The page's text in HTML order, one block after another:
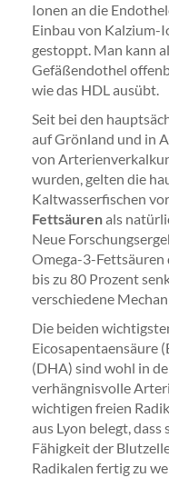
Ionen an die
Einbau von Kalzium-
gestoppt. Man kann
Gefäßendothel
wie das HDL ausübt.
Seit bei den
auf Grönland und in
von
wurden, gelten die
Kaltwasserfischen
Fettsäurenals
Neue
Omega-3-Fettsäuren
bis zu 80 Prozent
verschiedene
Die beiden
Eicosapentaensäure
(DHA) sind wohl in
verhängnisvolle
wichtigen freien
aus Lyon belegt, dass
Fähigkeit der
Radikalen fertig zu